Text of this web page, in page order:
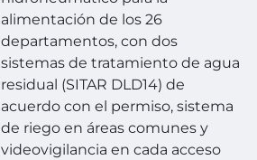
alimentación de los 26
departamentos, con dos
sistemas de tratamiento de agua
residual (SITAR DLD14) de
acuerdo con el permiso, sistema
de riego en áreas comunes y
videovigilancia en cada acceso